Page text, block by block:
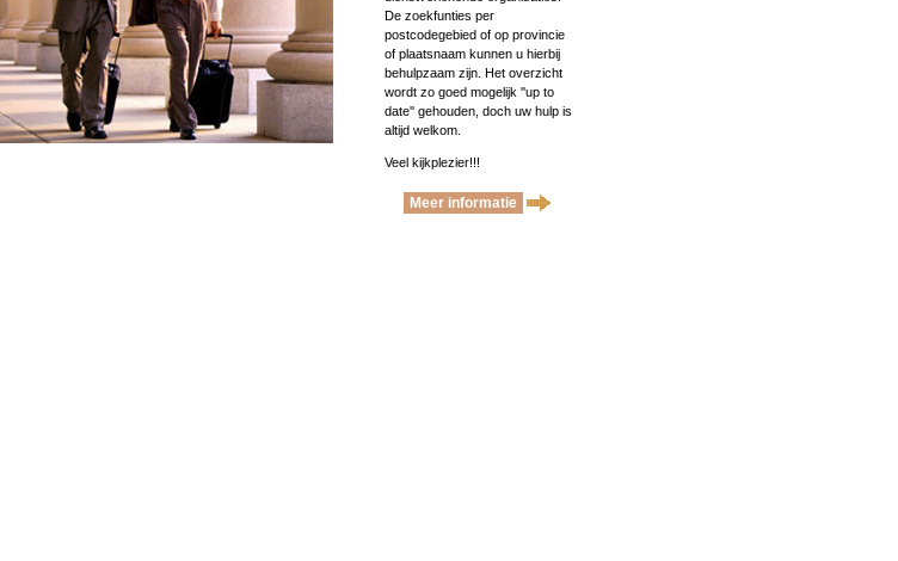
De zoekfunties per
postcodegebied of op provincie
of plaatsnaam kunnen u hierbij
behulpzaam zijn. Het overzicht
wordt zo goed mogelijk ''up to
date'' gehouden, doch uw hulp is
altijd welkom.
Veel kijkplezier!!!
Meer informatie